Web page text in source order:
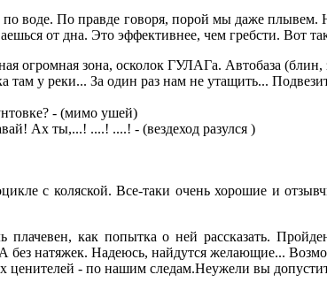
воде. По правде говоря, порой мы даже плывем.
от дна. Это эффективнее, чем гребсти.
огромная зона, осколок ГУЛАГа. Автобаза (блин,
там у реки... За один раз нам не утащить...
- (мимо ушей)
Ах ты,...! ....! ....! - (вездеход разулся )
с коляской. Все-таки очень хорошие и
плачевен, как попытка о ней рассказать.
натяжек. Надеюсь, найдутся желающие...
ценителей - по нашим следам.Неужели вы